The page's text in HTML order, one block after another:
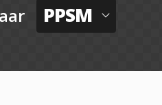
PPSM